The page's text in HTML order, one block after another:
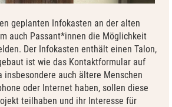
geplanten Infokasten an der alten
auch Passant*innen die Möglichkeit
Der Infokasten enthält einen Talon,
ist wie das Kontaktformular auf
insbesondere auch ältere Menschen
oder Internet haben, sollen diese
teilhaben und ihr Interesse für